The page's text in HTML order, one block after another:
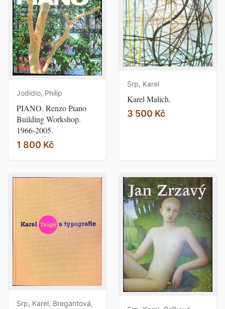
Jodidio, Philip
PIANO. Renzo Piano
Building Workshop.
1966-2005.
1 800 Kč
Srp, Karel
Karel Malich.
3 500 Kč
Srp, Karel, Bregantová,